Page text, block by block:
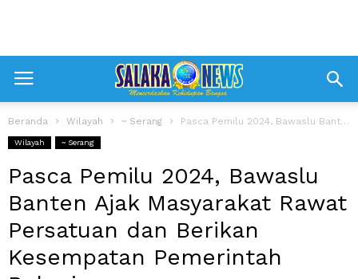
Beranda Wilayah ~ Serang Pasca Pemilu 2024, Bawaslu Banten Ajak Masyarakat Rawat Persatuan dan Berikan Kesempatan...
Wilayah ~ Serang
Pasca Pemilu 2024, Bawaslu
Banten Ajak Masyarakat Rawat
Persatuan dan Berikan
Kesempatan Pemerintah